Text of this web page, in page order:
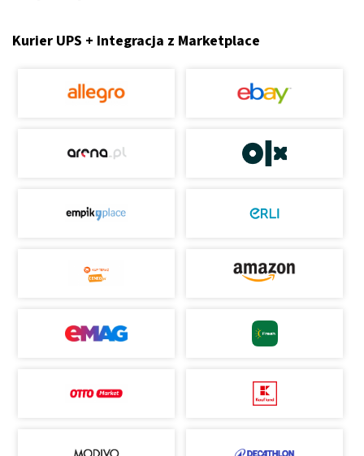
Kurier UPS + Integracja z Marketplace